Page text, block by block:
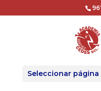
Seleccionar página